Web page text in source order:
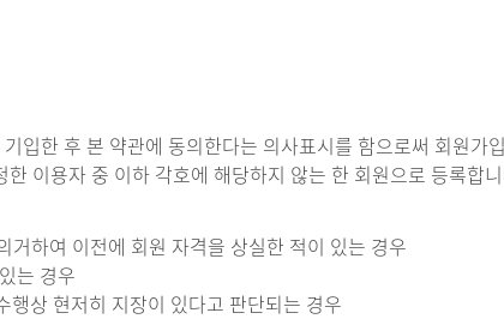
입한 후 본 약관에 동의한다는 의사표시를 함으로써 회원가
이용자 중 이하 각호에 해당하지 않는 한 회원으로 등록합
하여 이전에 회원 자격을 상실한 적이 있는 경우
는 경우
상 현저히 지장이 있다고 판단되는 경우